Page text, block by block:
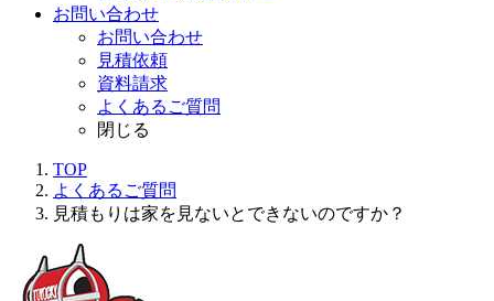
お問い合わせ
お問い合わせ
見積依頼
資料請求
よくあるご質問
閉じる
TOP
よくあるご質問
見積もりは家を見ないとできないのですか？